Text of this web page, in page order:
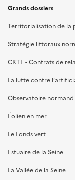
Grands dossiers
Territorialisation de la
Stratégie littoraux
CRTE - Contrats de
La lutte contre
Observatoire
Éolien en mer
Le Fonds vert
Estuaire de la Seine
La Vallée de la Seine